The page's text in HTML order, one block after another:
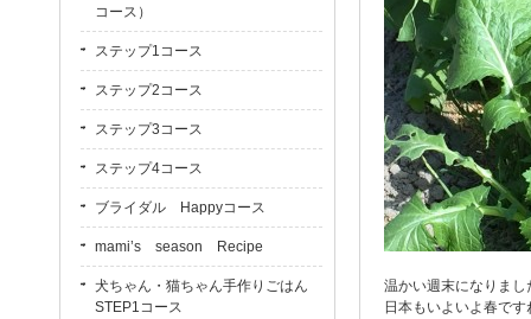
温かい週末になりまし
日本もいよいよ春です
コース）
ステップ1コース
ステップ2コース
ステップ3コース
ステップ4コース
ブライダル Happyコース
mami’s season Recipe
犬ちゃん・猫ちゃん手作りごはん
STEP1コース